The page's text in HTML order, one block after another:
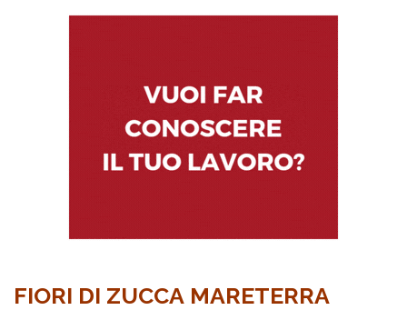
FIORI DI ZUCCA MARETERRA